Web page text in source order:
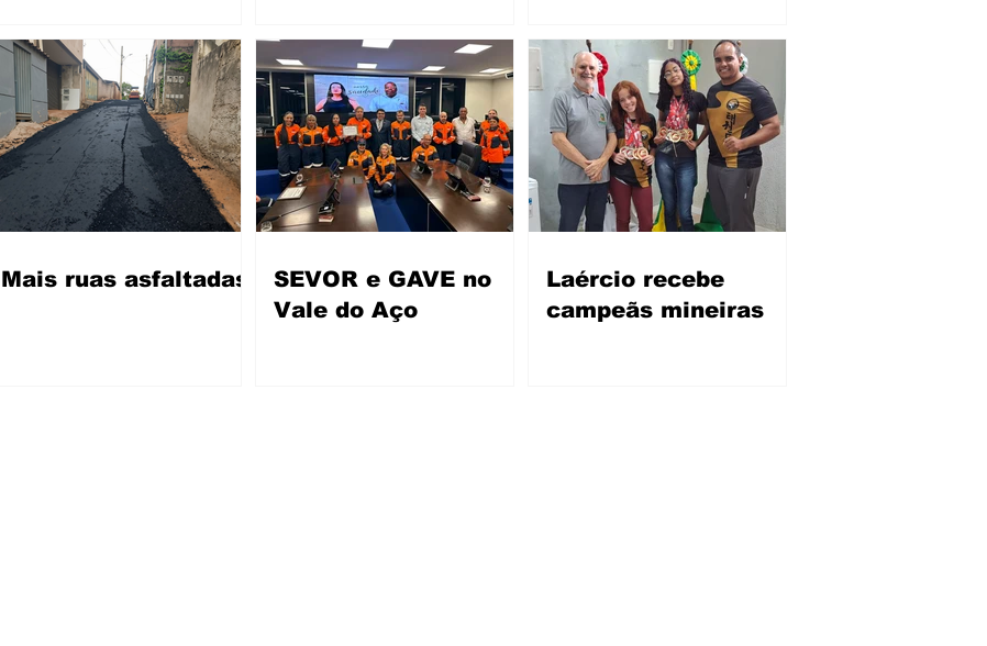
Mais ruas asfaltadas
SEVOR e GAVE no
Vale do Aço
Laércio recebe
campeãs mineiras